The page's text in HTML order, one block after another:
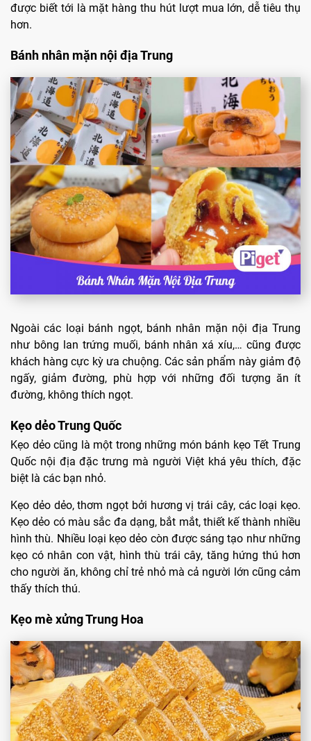
được biết tới là mặt hàng thu hút lượt mua lớn, dễ tiêu thụ
hơn.
Bánh nhân mặn nội địa Trung
Ngoài các loại bánh ngọt, bánh nhân mặn nội địa Trung
như bông lan trứng muối, bánh nhân xá xíu,… cũng được
khách hàng cực kỳ ưa chuộng. Các sản phẩm này giảm độ
ngấy, giảm đường, phù hợp với những đối tượng ăn ít
đường, không thích ngọt.
Kẹo dẻo Trung Quốc
Kẹo dẻo cũng là một trong những món bánh kẹo Tết Trung
Quốc nội địa đặc trưng mà người Việt khá yêu thích, đặc
biệt là các bạn nhỏ.
Kẹo dẻo dẻo, thơm ngọt bởi hương vị trái cây, các loại kẹo.
Kẹo dẻo có màu sắc đa dạng, bắt mắt, thiết kế thành nhiều
hình thù. Nhiều loại kẹo dẻo còn được sáng tạo như những
kẹo có nhân con vật, hình thù trái cây, tăng hứng thú hơn
cho người ăn, không chỉ trẻ nhỏ mà cả người lớn cũng cảm
thấy thích thú.
Kẹo mè xửng Trung Hoa